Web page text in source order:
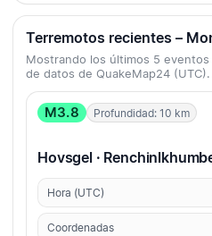
Terremotos recientes –
Mostrando los últimos 5 eventos
de datos de QuakeMap24 (UTC).
M3.8 Profundidad: 10 km
Hovsgel ·
Hora (UTC)
Coordenadas